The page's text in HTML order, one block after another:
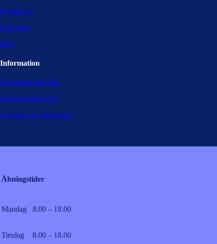
Kontakt os
Udlejning
Blog
Information
Fortrolighedspolitik
Handelsbetingelser
Levering og returnering
Åbningstider
Mandag 8.00 – 18.00
Tirsdag 8.00 – 18.00